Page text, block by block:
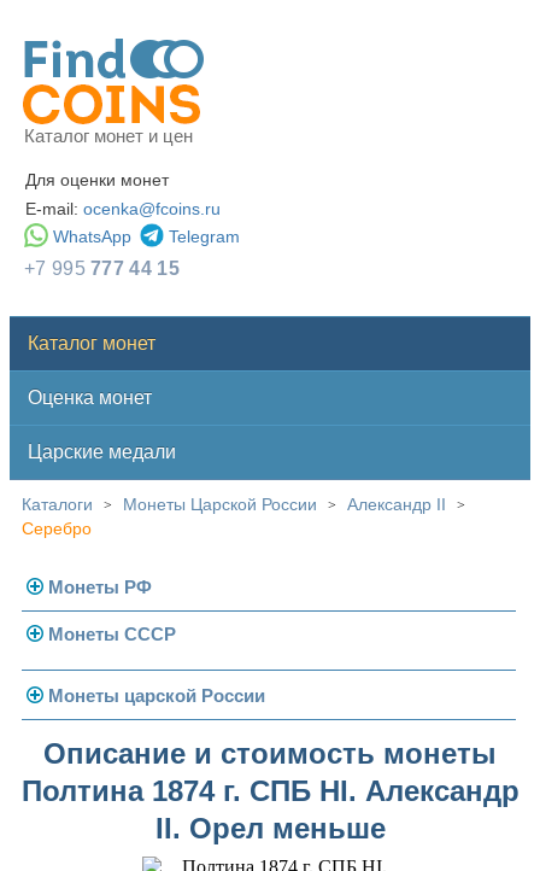
Каталог монет и цен
Для оценки монет
E-mail: ocenka@fcoins.ru
WhatsApp
Telegram
+7 995777 44 15
Каталог монет
Оценка монет
Царские медали
Каталоги > Монеты Царской России > Александр II >
Серебро
Монеты РФ
Современная Россия
Монеты 1991-1993 гг.
Монеты СССР
Погодовка СССР
Монеты 1958 года
Золотые червонцы
Памятные и юбилейные
Монеты царской России
Николай II (1894-1917)
Золото
Александр III (1881-1894)
Александр II (1855-1881)
Описание и стоимость монеты
Полтина 1874 г. СПБ HI. Александр
II. Орел меньше